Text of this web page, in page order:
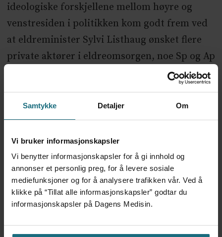
Samtykke Detaljer Om
Vi bruker informasjonskapsler
Vi benytter informasjonskapsler for å gi innhold og
annonser et personlig preg, for å levere sosiale
mediefunksjoner og for å analysere trafikken vår. Ved å
klikke på “Tillat alle informasjonskapsler” godtar du
informasjonskapsler på Dagens Medisin.
ideologiske forskjellene mellom høyre og
venstresiden i politikken kom godt frem ved
at eldreminister Sylvi Listhaug ønsket flere
private aktører i eldreomsorgen, noe Sp og Ap
Mest lest siste syv dager:
Vi trenger en grunnlov for
psykisk helsehjelp